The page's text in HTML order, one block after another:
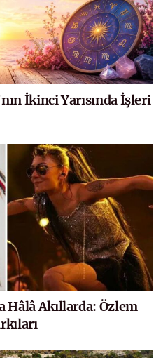
İkinci Yarısında İşleri
Hâlâ Akıllarda: Özlem